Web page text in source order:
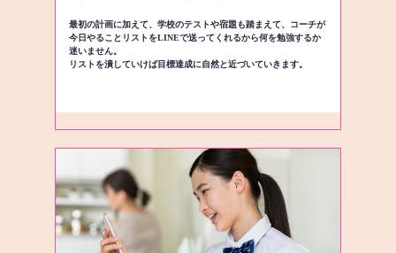
最初の計画に加えて、学校のテストや宿題も踏まえて、コーチが
今日やることリストをLINEで送ってくれるから何を勉強するか
迷いません。
リストを潰していけば目標達成に自然と近づいていきます。